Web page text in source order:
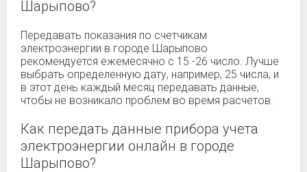
Шарыпово?
Передавать показания по счетчикам
электроэнергии в городе Шарыпово
рекомендуется ежемесячно с 15 -26 число. Лучше
выбрать определенную дату, например, 25 числа, и
в этот день каждый месяц передавать данные,
чтобы не возникало проблем во время расчетов.
Как передать данные прибора учета
электроэнергии онлайн в городе
Шарыпово?